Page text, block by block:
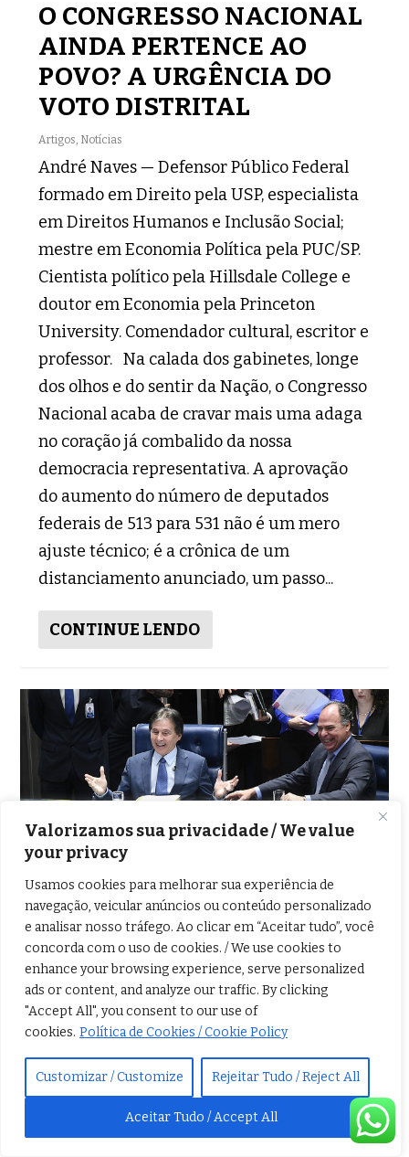
Valorizamos sua privacidade / We value
your privacy
Usamos cookies para melhorar sua experiência de
navegação, veicular anúncios ou conteúdo personalizado
e analisar nosso tráfego. Ao clicar em “Aceitar tudo”, você
concorda com o uso de cookies. / We use cookies to
enhance your browsing experience, serve personalized
ads or content, and analyze our traffic. By clicking
"Accept All", you consent to our use of
cookies. Política de Cookies / Cookie Policy
Customizar / Customize Rejeitar Tudo / Reject All
Aceitar Tudo / Accept All
O CONGRESSO NACIONAL
AINDA PERTENCE AO
POVO? A URGÊNCIA DO
VOTO DISTRITAL
Artigos, Notícias
André Naves — Defensor Público Federal
formado em Direito pela USP, especialista
em Direitos Humanos e Inclusão Social;
mestre em Economia Política pela PUC/SP.
Cientista político pela Hillsdale College e
doutor em Economia pela Princeton
University. Comendador cultural, escritor e
professor. Na calada dos gabinetes, longe
dos olhos e do sentir da Nação, o Congresso
Nacional acaba de cravar mais uma adaga
no coração já combalido da nossa
democracia representativa. A aprovação
do aumento do número de deputados
federais de 513 para 531 não é um mero
ajuste técnico; é a crônica de um
distanciamento anunciado, um passo...
CONTINUE LENDO
AUMENTO DOS SALÁRIOS
DE MINISTROS DO STF
NÃO SERÁ COBERTO PELO
FIM DO AUXÍLIO
MORADIA
Política